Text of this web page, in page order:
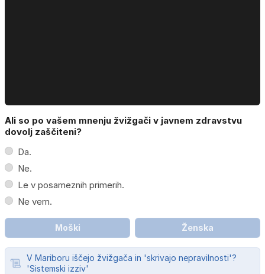
Ali so po vašem mnenju žvižgači v javnem zdravstvu
dovolj zaščiteni?
Da.
Ne.
Le v posameznih primerih.
Ne vem.
Moški Ženska
V Mariboru iščejo žvižgača in 'skrivajo nepravilnosti'?
'Sistemski izziv'